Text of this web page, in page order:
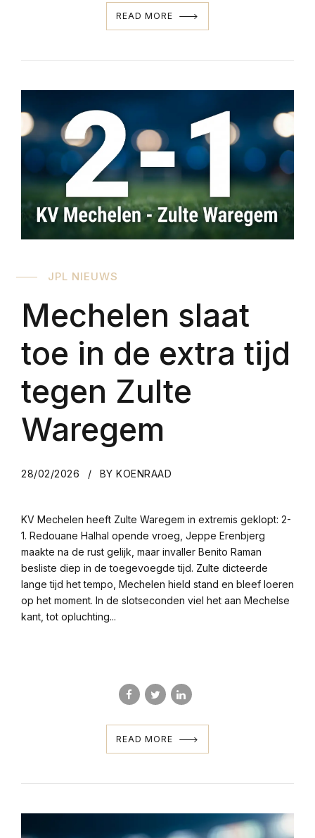
READ MORE
JPL NIEUWS
Mechelen slaat
toe in de extra tijd
tegen Zulte
Waregem
28/02/2026 BY KOENRAAD
KV Mechelen heeft Zulte Waregem in extremis geklopt: 2-
1. Redouane Halhal opende vroeg, Jeppe Erenbjerg
maakte na de rust gelijk, maar invaller Benito Raman
besliste diep in de toegevoegde tijd. Zulte dicteerde
lange tijd het tempo, Mechelen hield stand en bleef loeren
op het moment. In de slotseconden viel het aan Mechelse
kant, tot opluchting...
READ MORE